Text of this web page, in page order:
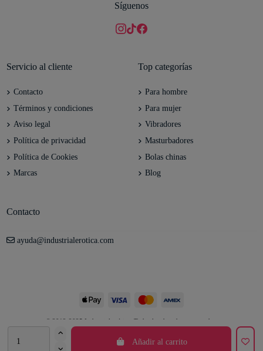
Añadir al carrito
Síguenos
Servicio al cliente
Contacto
Términos y condiciones
Aviso legal
Política de privacidad
Política de Cookies
Marcas
Top categorías
Para hombre
Para mujer
Vibradores
Masturbadores
Bolas chinas
Blog
Contacto
ayuda@industrialerotica.com
© 2012-2025 Industrial erótica. Todos los derechos reservados.